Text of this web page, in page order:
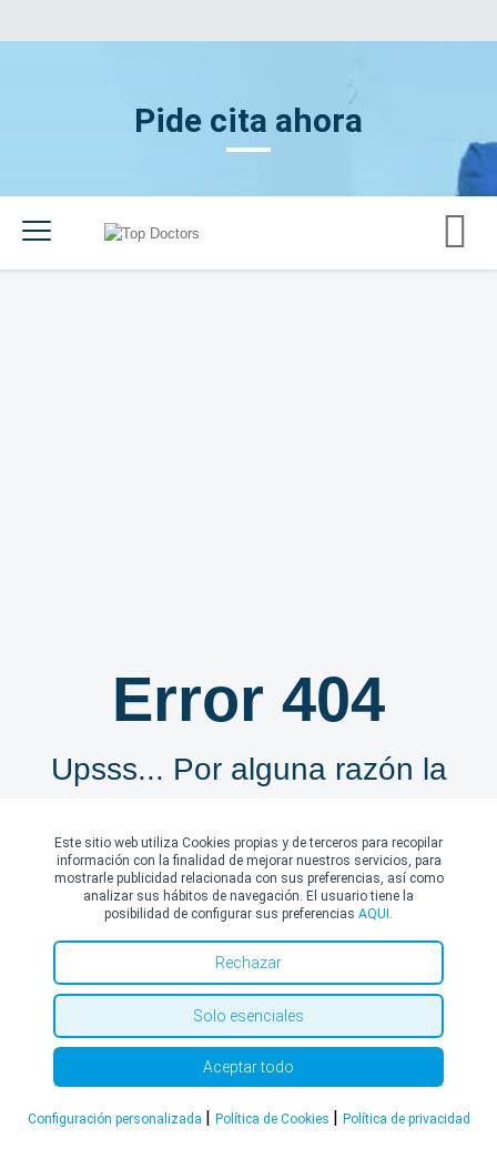
Pide cita ahora
Enfermedades, Pruebas y
Tratamientos
Este sitio web utiliza Cookies propias y de terceros para recopilar
información con la finalidad de mejorar nuestros servicios, para
mostrarle publicidad relacionada con sus preferencias, así como
analizar sus hábitos de navegación. El usuario tiene la
posibilidad de configurar sus preferencias AQUI.
Rechazar
Solo esenciales
Aceptar todo
Configuración personalizada | Política de Cookies | Política de privacidad